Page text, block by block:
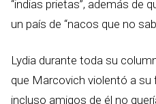
“indias prietas”, además de
un país de “nacos que no
Lydia durante toda su
que Marcovich violentó a su
incluso amigos de él no